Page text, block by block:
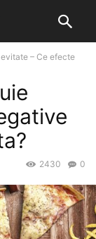
– Ce efecte
0
2430